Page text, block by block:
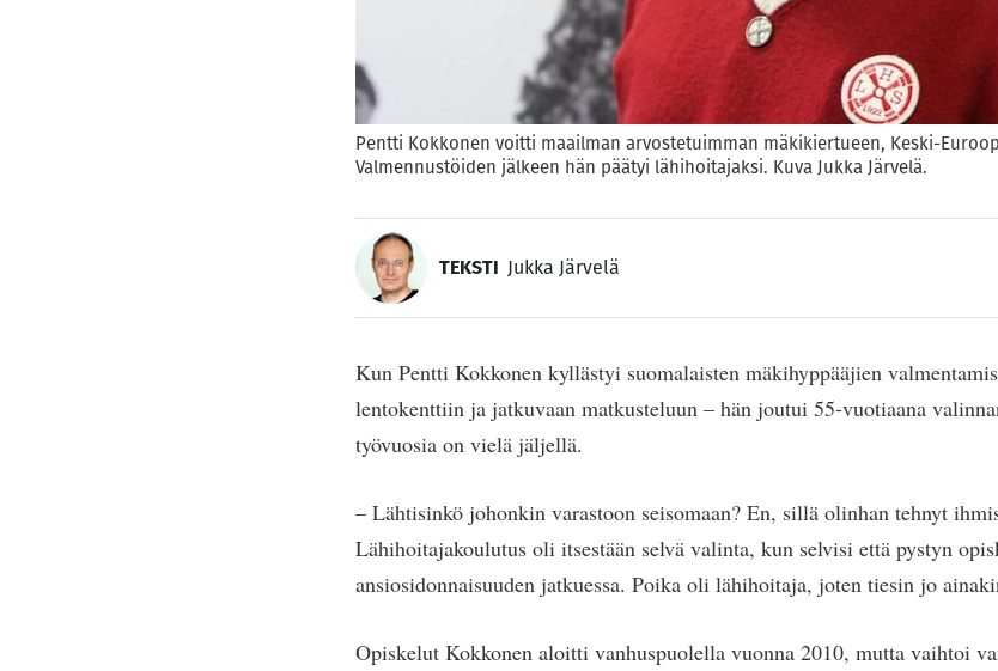
Pentti Kokkonen voitti maailman arvostetuimman mäkikiertueen, Keski-
Valmennustöiden jälkeen hän päätyi lähihoitajaksi. Kuva Jukka Järvelä.
TEKSTI Jukka Järvelä
Kun Pentti Kokkonen kyllästyi suomalaisten mäkihyppääjien
lentokenttiin ja jatkuvaan matkusteluun – hän joutui 55-vuotiaana
työvuosia on vielä jäljellä.
– Lähtisinkö johonkin varastoon seisomaan? En, sillä olinhan tehnyt
Lähihoitajakoulutus oli itsestään selvä valinta, kun selvisi että pystyn
ansiosidonnaisuuden jatkuessa. Poika oli lähihoitaja, joten tiesin jo
Opiskelut Kokkonen aloitti vanhuspuolella vuonna 2010, mutta vaihtoi